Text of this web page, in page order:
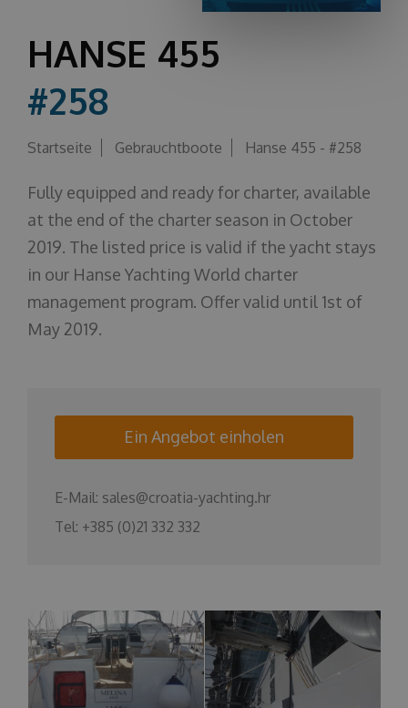
HANSE 455
#258
Startseite Gebrauchtboote Hanse 455 - #258
Fully equipped and ready for charter, available
at the end of the charter season in October
2019. The listed price is valid if the yacht stays
in our Hanse Yachting World charter
management program. Offer valid until 1st of
May 2019.
Ein Angebot einholen
E-Mail: sales@croatia-yachting.hr
Tel: +385 (0)21 332 332